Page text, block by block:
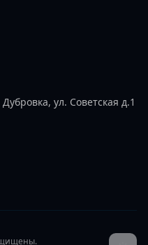
ул. Советская д.1